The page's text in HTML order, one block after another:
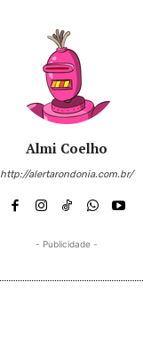
Almi Coelho
http://alertarondonia.com.br/
- Publicidade -